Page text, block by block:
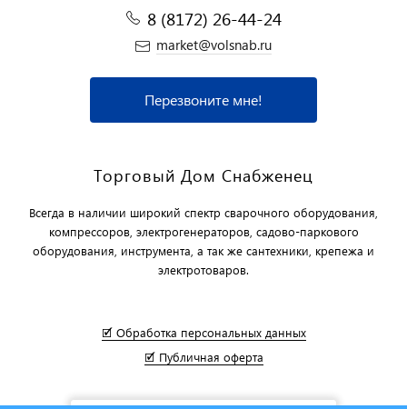
8 (8172) 26-44-24
market@volsnab.ru
Перезвоните мне!
Торговый Дом Снабженец
Всегда в наличии широкий спектр сварочного оборудования,
компрессоров, электрогенераторов, садово-паркового
оборудования, инструмента, а так же сантехники, крепежа и
электротоваров.
🗹 Обработка персональных данных
🗹 Публичная оферта